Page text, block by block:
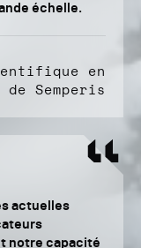
échelle.
en
de Semperis
actuelles
notre capacité